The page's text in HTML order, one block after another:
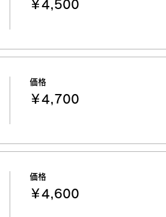
￥4,500
価格
￥4,700
価格
￥4,600